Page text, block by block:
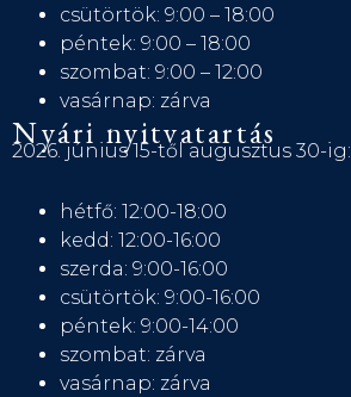
csütörtök: 9:00 – 18:00
péntek: 9:00 – 18:00
szombat: 9:00 – 12:00
vasárnap: zárva
Nyári nyitvatartás
2026. június 15-től augusztus 30-ig:
hétfő: 12:00-18:00
kedd: 12:00-16:00
szerda: 9:00-16:00
csütörtök: 9:00-16:00
péntek: 9:00-14:00
szombat: zárva
vasárnap: zárva